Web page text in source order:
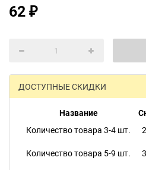
62 ₽
ДОСТУПНЫЕ СКИДКИ
Название
Количество товара 3-4 шт.
Количество товара 5-9 шт.